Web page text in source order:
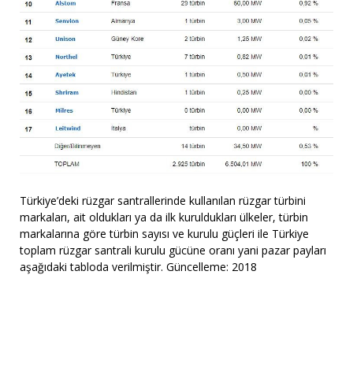
Türkiye’deki rüzgar santrallerinde kullanılan rüzgar türbini
markaları, ait oldukları ya da ilk kuruldukları ülkeler, türbin
markalarına göre türbin sayısı ve kurulu güçleri ile Türkiye
toplam rüzgar santrali kurulu gücüne oranı yani pazar payları
aşağıdaki tabloda verilmiştir. Güncelleme: 2018